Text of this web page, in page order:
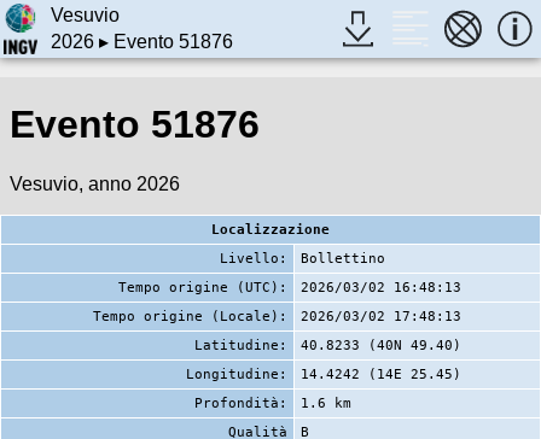
Vesuvio
2026▸ Evento 51876
Evento 51876
Vesuvio, anno 2026
Localizzazione
Livello:
Bollettino
Tempo origine (UTC):
2026/03/02 16:48:13
Tempo origine (Locale):
2026/03/02 17:48:13
Latitudine:
40.8233 (40N 49.40)
Longitudine:
14.4242 (14E 25.45)
Profondità:
1.6 km
Qualità
B